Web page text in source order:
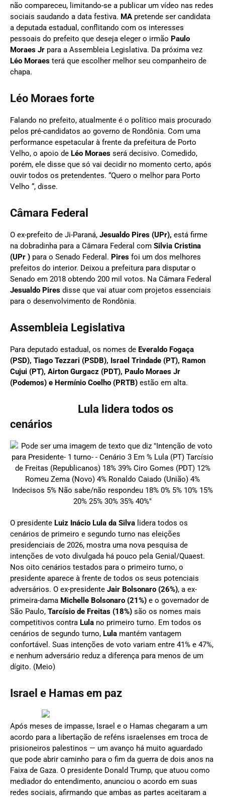
não compareceu, limitando-se a publicar um vídeo nas redes
sociais saudando a data festiva. MA pretende ser candidata
a deputada estadual, conflitando com os interesses
pessoais do prefeito que deseja eleger o irmão Paulo
Moraes Jr para a Assembleia Legislativa. Da próxima vez
Léo Moraes terá que escolher melhor seu companheiro de
chapa.
Léo Moraes forte
Falando no prefeito, atualmente é o político mais procurado
pelos pré-candidatos ao governo de Rondônia. Com uma
performance espetacular à frente da prefeitura de Porto
Velho, o apoio de Léo Moraes será decisivo. Comedido,
porém, ele disse que só vai decidir no momento certo, após
ouvir todos os pretendentes. “Quero o melhor para Porto
Velho “, disse.
Câmara Federal
O ex-prefeito de Ji-Paraná, Jesualdo Pires (UPr), está firme
na dobradinha para a Câmara Federal com Silvia Cristina
(UPr ) para o Senado Federal. Pires foi um dos melhores
prefeitos do interior. Deixou a prefeitura para disputar o
Senado em 2018 obtendo 200 mil votos. Na Câmara Federal
Jesualdo Pires disse que vai atuar com projetos essenciais
para o desenvolvimento de Rondônia.
Assembleia Legislativa
Para deputado estadual, os nomes de Everaldo Fogaça
(PSD), Tiago Tezzari (PSDB), Israel Trindade (PT), Ramon
Cujui (PT), Airton Gurgacz (PDT), Paulo Moraes Jr
(Podemos) e Hermínio Coelho (PRTB) estão em alta.
Lula lidera todos os
cenários
O presidente Luiz Inácio Lula da Silva lidera todos os
cenários de primeiro e segundo turno nas eleições
presidenciais de 2026, mostra uma nova pesquisa de
intenções de voto divulgada há pouco pela Genial/Quaest.
Nos oito cenários testados para o primeiro turno, o
presidente aparece à frente de todos os seus potenciais
adversários. O ex-presidente Jair Bolsonaro (26%), a ex-
primeira-dama Michelle Bolsonaro (21%) e o governador de
São Paulo, Tarcísio de Freitas (18%) são os nomes mais
competitivos contra Lula no primeiro turno. Em todos os
cenários de segundo turno, Lula mantém vantagem
confortável. Suas intenções de voto variam entre 41% e 47%,
e nenhum adversário reduz a diferença para menos de um
dígito. (Meio)
Israel e Hamas em paz
Após meses de impasse, Israel e o Hamas chegaram a um
acordo para a libertação de reféns israelenses em troca de
prisioneiros palestinos — um avanço há muito aguardado
que pode abrir caminho para o fim da guerra de dois anos na
Faixa de Gaza. O presidente Donald Trump, que atuou como
mediador do entendimento, anunciou o acordo em suas
redes sociais, afirmando que ambas as partes aceitaram a